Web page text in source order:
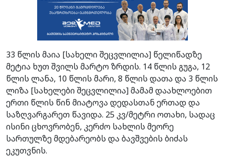
33 წლის მაია [სახელი შეცვლილია] წელიწადზე
მეტია ხუთ შვილს მარტო ზრდის. 14 წლის გუგა, 12
წლის ლანა, 10 წლის მარი, 8 წლის დათა და 3 წლის
ლიზა [სახელები შეცვლილია] მამამ დაახლოებით
ერთი წლის წინ მიატოვა დედასთან ერთად და
საზღვარგარეთ წავიდა. 25 კვ/მეტრი ოთახი, სადაც
ისინი ცხოვრობენ, კერძო სახლის მეორე
სართულზე მდებარეობს და ბავშვების ბიძას
ეკუთვნის.